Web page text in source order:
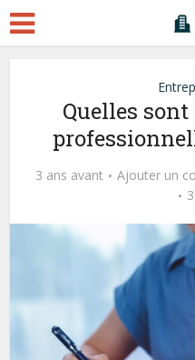
Quelles
3 ans avant Ajouter un